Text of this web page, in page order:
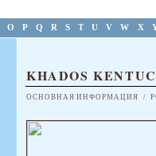
O P Q R S T U V W X
KHADOS
ОСНОВНАЯ ИНФОРМАЦИЯ /